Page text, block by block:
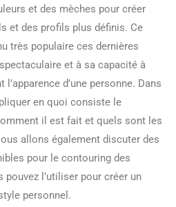
et des mèches pour créer
et des profils plus définis. Ce
très populaire ces dernières
et à sa capacité à
d’une personne. Dans
en quoi consiste le
il est fait et quels sont les
allons également discuter des
pour le contouring des
l’utiliser pour créer un
personnel.